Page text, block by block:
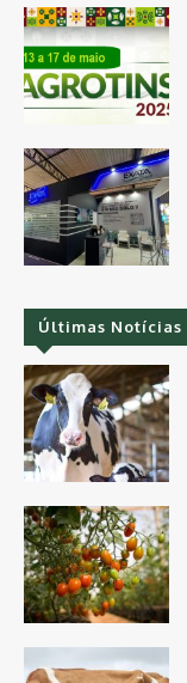
Últimas Notícias